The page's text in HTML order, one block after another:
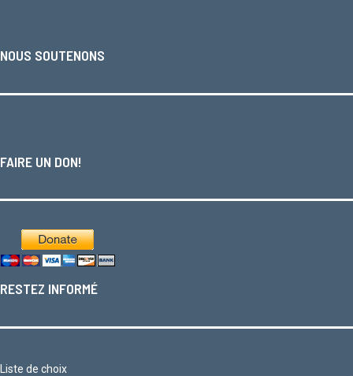
NOUS SOUTENONS
FAIRE UN DON!
RESTEZ INFORMÉ
Liste de choix